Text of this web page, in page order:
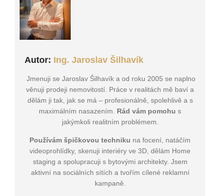
Autor: Ing. Jaroslav Šilhavík
Jmenuji se Jaroslav Šilhavík a od roku 2005 se naplno
věnuji prodeji nemovitostí. Práce v realitách mě baví a
dělám ji tak, jak se má – profesionálně, spolehlivě a s
maximálním nasazením. Rád vám pomohu s
jakýmkoli realitním problémem.
Používám špičkovou techniku na focení, natáčím
videoprohlídky, skenuji interiéry ve 3D, dělám Home
staging a spolupracuji s bytovými architekty. Jsem
aktivní na sociálních sítích a tvořím cílené reklamní
kampaně.